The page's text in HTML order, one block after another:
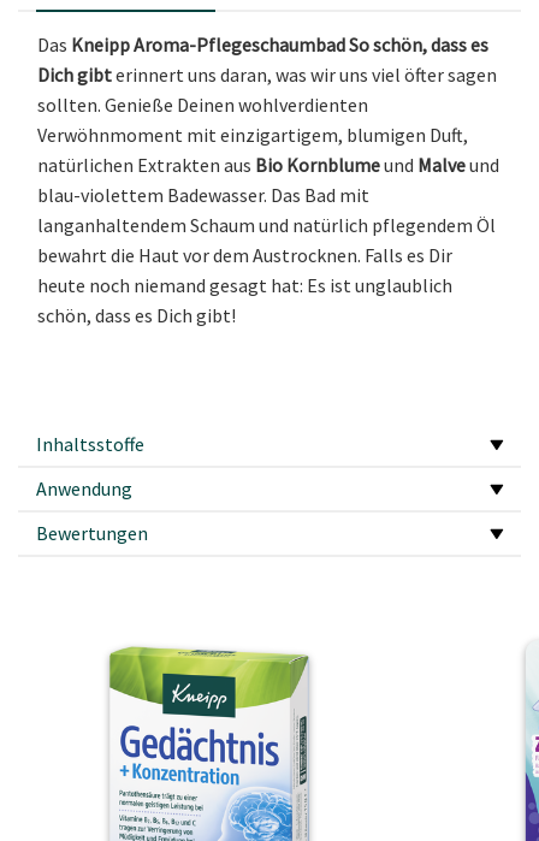
Das Kneipp Aroma-Pflegeschaumbad So schön, dass es
Dich gibterinnert uns daran, was wir uns viel öfter sagen
sollten. Genieße Deinen wohlverdienten
Verwöhnmoment mit einzigartigem, blumigen Duft,
natürlichen Extrakten aus Bio Kornblumeund Malveund
blau-violettem Badewasser. Das Bad mit
langanhaltendem Schaum und natürlich pflegendem Öl
bewahrt die Haut vor dem Austrocknen. Falls es Dir
heute noch niemand gesagt hat: Es ist unglaublich
schön, dass es Dich gibt!
Inhaltsstoffe
Anwendung
Bewertungen